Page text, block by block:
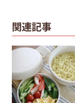
関連記事